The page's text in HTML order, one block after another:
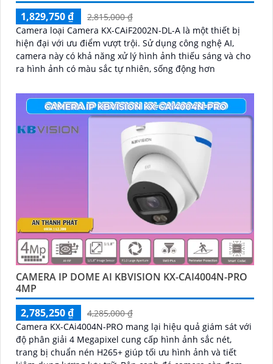
1,829,750 ₫
2,815,000 ₫
Camera loại Camera KX-CAiF2002N-DL-A là một thiết bị
hiện đại với ưu điểm vượt trội. Sử dụng công nghệ AI,
camera này có khả năng xử lý hình ảnh thiếu sáng và cho
ra hình ảnh có màu sắc tự nhiên, sống động hơn
CAMERA IP DOME AI KBVISION KX-CAI4004N-PRO
4MP
2,785,250 ₫
4,285,000 ₫
Camera KX-CAi4004N-PRO mang lại hiệu quả giám sát với
độ phân giải 4 Megapixel cung cấp hình ảnh sắc nét,
trang bị chuẩn nén H265+ giúp tối ưu hình ảnh và tiết